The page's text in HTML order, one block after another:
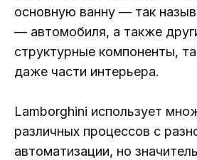
основную ванну — так
— автомобиля, а также
структурные компоненты,
даже части интерьера.
Lamborghini использует
различных процессов с
автоматизации, но